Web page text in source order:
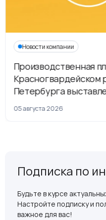
Новости компании
Производственная
Красногвардейском
Петербурга
рамках приватизации
05 августа 2026
Подписка по
Будьте в курсе
Настройте подписку и
важное для вас!